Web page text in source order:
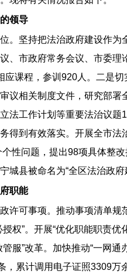
领导
。坚持把法治政府建设作为
、市政府常务会议、市委
应课程，参训920人。二是
议相关制度文件，研究部
法工作计划等重要法治议
得到有效落实。开展全市
性问题，提出98项具体整
城县被命名为“全区法治政
职能
许可事项。推动事项清单
授权”。开展“优化职能职责
管服”改革。加快推动“一网
，累计调用电子证照3309万